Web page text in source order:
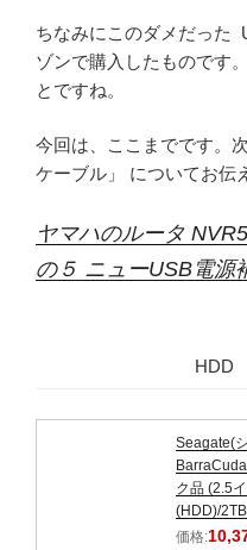
ちなみにこのダメだった
ゾンで購入したものです
とですね。
今回は、ここまでです。
ケーブル」 についてお伝
ヤマハのルータ
の５ ニューUSB電源
HDD
Seagate(
ク品 (2.5
(HDD)/
価格: